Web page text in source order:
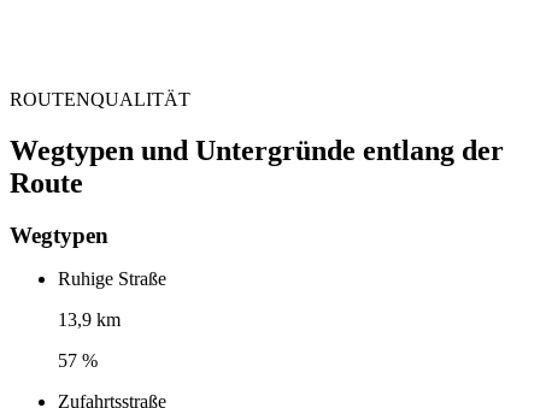
ROUTENQUALITÄT
Wegtypen und Untergründe entlang der
Route
Wegtypen
Ruhige Straße
13,9 km
57 %
Zufahrtsstraße